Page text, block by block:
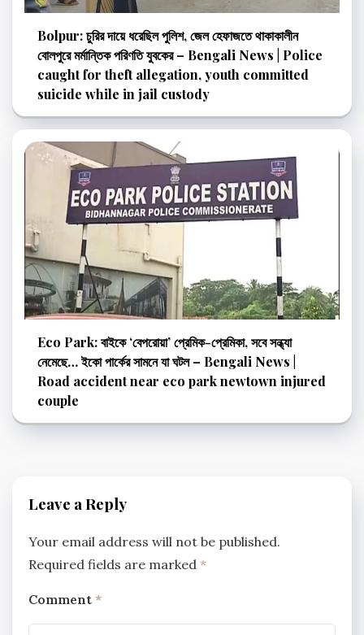
Bolpur: চুরির দায়ে ধরেছিল পুলিশ, জেল হেফাজতে থাকাকালীন
বোলপুরে মর্মান্তিক পরিণতি যুবকের – Bengali News | Police
caught for theft allegation, youth committed
suicide while in jail custody
Eco Park: বাইকে ‘বেপরোয়া’ প্রেমিক-প্রেমিকা, সবে সন্ধ্যা
নেমেছে… ইকো পার্কের সামনে যা ঘটল – Bengali News |
Road accident near eco park newtown injured
couple
Leave a Reply
Your email address will not be published.
Required fields are marked *
Comment *